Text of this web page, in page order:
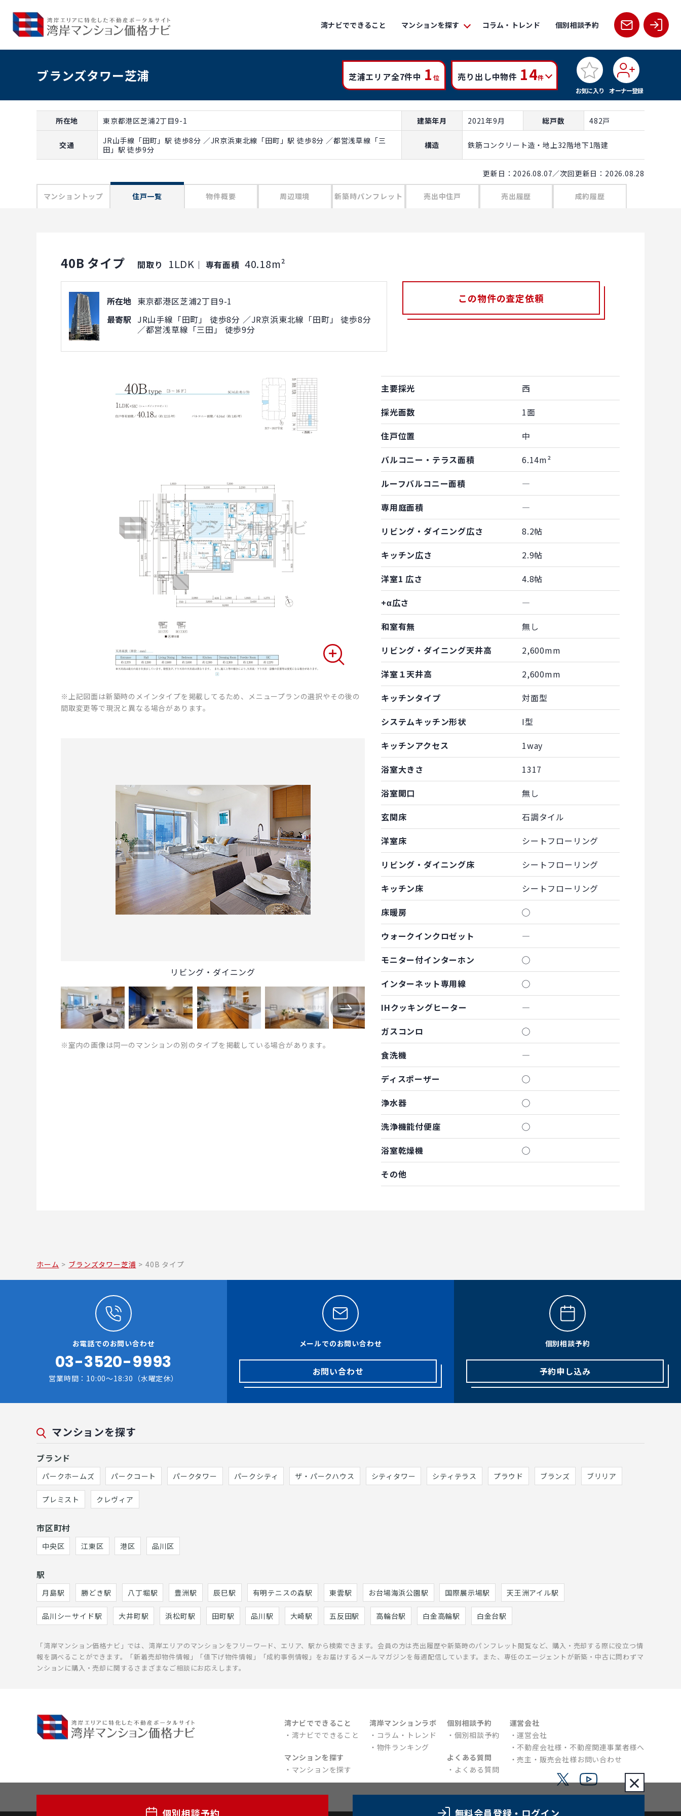
湾ナビでできること マンションを探す コラム・トレンド 個別相談予約
ブランズタワー芝浦 芝浦エリア全7件中 1 位 売り出し中物件 14件
お気に入り
オーナー登録
所在地 東京都港区芝浦2丁目9-1 建築年月 2021年9月 総戸数 482戸
交通
JR山手線「田町」駅 徒歩8分 ／JR京浜東北線「田町」駅 徒歩8分 ／都営浅草線「三
田」駅 徒歩9分
構造 鉄筋コンクリート造・地上32階地下1階建
更新日：2026.08.07／次回更新日：2026.08.28
マンショントップ 住戸一覧 物件概要 周辺環境 新築時パンフレット 売出中住戸 売出履歴 成約履歴
個別相談予約 無料会員登録 ・ログイン
×
40B タイプ 間取り 1LDK ｜ 専有面積 40.18m²
所在地 東京都港区芝浦2丁目9-1
最寄駅 JR山手線「田町」 徒歩8分 ／JR京浜東北線「田町」 徒歩8分
／都営浅草線「三田」 徒歩9分
この物件の査定依頼
※上記図面は新築時のメインタイプを掲載してるため、メニュープランの選択やその後の
間取変更等で現況と異なる場合があります。
リビング・ダイニング
※室内の画像は同一のマンションの別のタイプを掲載している場合があります。
主要採光
西
採光面数
1面
住戸位置
中
バルコニー・テラス面積
6.14m²
ルーフバルコニー面積
―
専用庭面積
―
リビング・ダイニング広さ
8.2帖
キッチン広さ
2.9帖
洋室1 広さ
4.8帖
+α広さ
―
和室有無
無し
リビング・ダイニング天井高
2,600mm
洋室１天井高
2,600mm
キッチンタイプ
対面型
システムキッチン形状
I型
キッチンアクセス
1way
浴室大きさ
1317
浴室開口
無し
玄関床
石調タイル
洋室床
シートフローリング
リビング・ダイニング床
シートフローリング
キッチン床
シートフローリング
床暖房
◯
ウォークインクロゼット
―
モニター付インターホン
◯
インターネット専用線
◯
IHクッキングヒーター
―
ガスコンロ
◯
食洗機
―
ディスポーザー
◯
浄水器
◯
洗浄機能付便座
◯
浴室乾燥機
◯
その他
ホーム > ブランズタワー芝浦 > 40B タイプ
お電話でのお問い合わせ
03-3520-9993
営業時間：10:00～18:30（水曜定休）
メールでのお問い合わせ
お問い合わせ
個別相談予約
予約申し込み
マンションを探す
ブランド
パークホームズ パークコート パークタワー パークシティ ザ・パークハウス シティタワー シティテラス プラウド ブランズ ブリリア
プレミスト クレヴィア
市区町村
中央区 江東区 港区 品川区
駅
月島駅 勝どき駅 八丁堀駅 豊洲駅 辰巳駅 有明テニスの森駅 東雲駅 お台場海浜公園駅 国際展示場駅 天王洲アイル駅
品川シーサイド駅 大井町駅 浜松町駅 田町駅 品川駅 大崎駅 五反田駅 高輪台駅 白金高輪駅 白金台駅
「湾岸マンション価格ナビ」では、湾岸エリアのマンションをフリーワード、エリア、駅から検索できます。会員の方は売出履歴や新築時のパンフレット閲覧など、購入・売却する際に役立つ情
報を調べることができます。「新着売却物件情報」「値下げ物件情報」「成約事例情報」をお届けするメールマガジンを毎週配信しています。また、専任のエージェントが新築・中古に問わずマ
ンションに購入・売却に関するさまざまなご相談にお応えします。
湾ナビでできること
湾ナビでできること
マンションを探す
マンションを探す
湾岸マンションラボ
コラム・トレンド
物件ランキング
個別相談予約
個別相談予約
よくある質問
よくある質問
運営会社
運営会社
不動産会社様・不動産関連事業者様へ
売主・販売会社様お問い合わせ